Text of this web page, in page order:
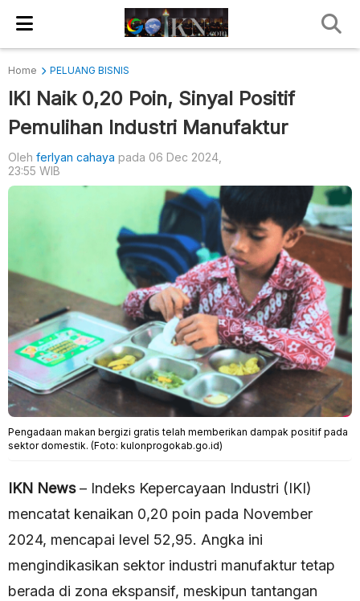
Home PELUANG BISNIS
IKI Naik 0,20 Poin, Sinyal Positif
Pemulihan Industri Manufaktur
Oleh ferlyan cahaya pada 06 Dec 2024,
23:55 WIB
Pengadaan makan bergizi gratis telah memberikan dampak positif pada
sektor domestik. (Foto: kulonprogokab.go.id)
IKN News– Indeks Kepercayaan Industri (IKI)
mencatat kenaikan 0,20 poin pada November
2024, mencapai level 52,95. Angka ini
mengindikasikan sektor industri manufaktur tetap
berada di zona ekspansif, meskipun tantangan